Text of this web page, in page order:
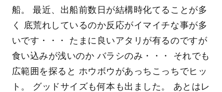
船。 最近、出船前数日が結構時化てることが多
く 底荒れしているのか反応がイマイチな事が多
いです・・・ たまに良いアタリが有るのですが
食い込みが浅いのか バラシのみ・・・ それでも
広範囲を探ると ホウボウがあっちこっちでヒッ
ト。 グッドサイズも何本も出ました。 あとはレ